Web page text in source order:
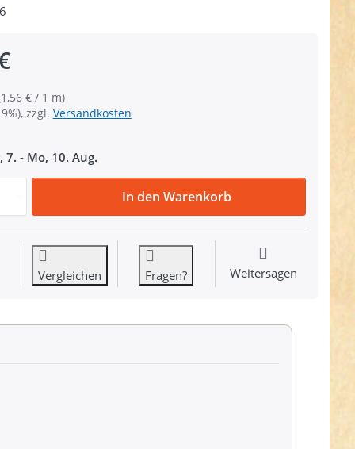
€ / 1 m)
zzgl. Versandkosten
7. - Mo, 10. Aug.
50m Gürtelband / Taschenband - 30mm breit - Farbe:
In den Warenkorb
Vergleichen Fragen? Weitersagen